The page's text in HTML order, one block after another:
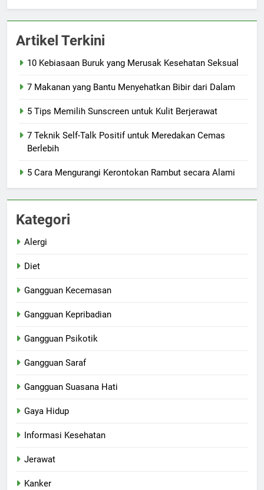
Artikel Terkini
10 Kebiasaan Buruk yang Merusak Kesehatan Seksual
7 Makanan yang Bantu Menyehatkan Bibir dari Dalam
5 Tips Memilih Sunscreen untuk Kulit Berjerawat
7 Teknik Self-Talk Positif untuk Meredakan Cemas
Berlebih
5 Cara Mengurangi Kerontokan Rambut secara Alami
Kategori
Alergi
Diet
Gangguan Kecemasan
Gangguan Kepribadian
Gangguan Psikotik
Gangguan Saraf
Gangguan Suasana Hati
Gaya Hidup
Informasi Kesehatan
Jerawat
Kanker